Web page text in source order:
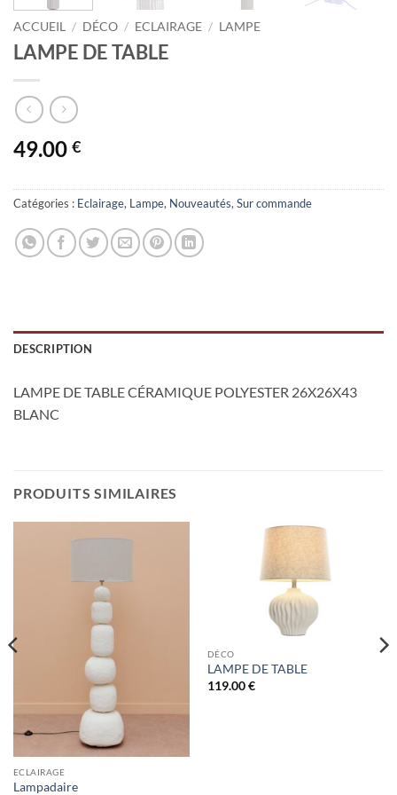
ACCUEIL / DÉCO / ECLAIRAGE / LAMPE
LAMPE DE TABLE
49.00 €
Catégories : Eclairage, Lampe, Nouveautés, Sur commande
DESCRIPTION
LAMPE DE TABLE CÉRAMIQUE POLYESTER 26X26X43
BLANC
PRODUITS SIMILAIRES
ECLAIRAGE
Lampadaire
DÉCO
LAMPE DE TABLE
119.00€